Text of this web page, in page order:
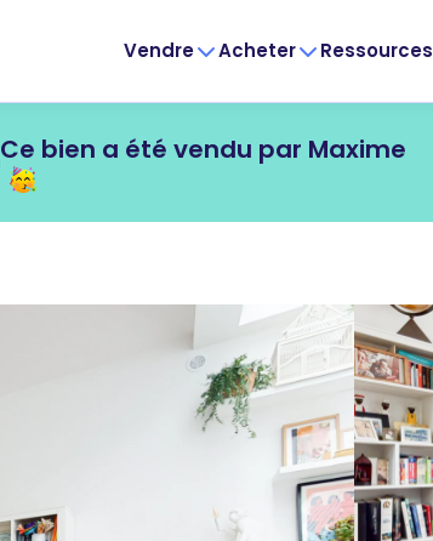
Vendre Acheter Ressources
Ce bien a été vendu par Maxime